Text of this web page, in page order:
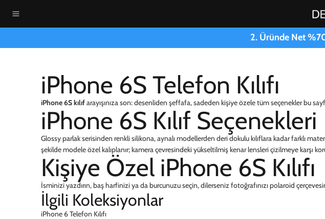
2. Üründe Net
iPhone 6S Telefon Kılıfı
iPhone 6S kılıfarayışınıza son: desenliden şeffafa, sadeden kişiye özele tüm seçenekler bu
iPhone 6S Kılıf Seçenekleri
Glossy parlak serisinden renkli silikona, aynalı modellerden deri dokulu kılıflara kadar farklı
şekilde modele özel kalıplanır; kamera çevresindeki yükseltilmiş kenar lensleri çizilmeye karşı
Kişiye Özel iPhone 6S Kılıfı
İsminizi yazdırın, baş harfinizi ya da burcunuzu seçin, dilerseniz fotoğrafınızı polaroid
İlgili Koleksiyonlar
iPhone 6 Telefon Kılıfı